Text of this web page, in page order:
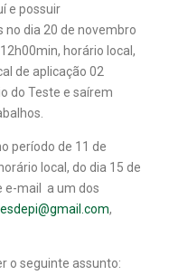
e possuir
no dia 20 de novembro
horário local,
de aplicação 02
do Teste e saírem
período de 11 de
local, do dia 15 de
e-mail a um dos
,
o seguinte assunto: